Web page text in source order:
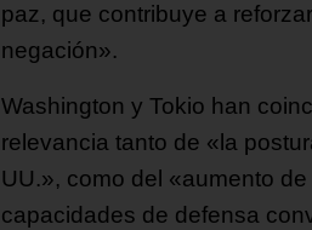
paz, que contribuye a
negación».
Washington y Tokio han
relevancia tanto de «la
UU.», como del «aumento
capacidades de defensa